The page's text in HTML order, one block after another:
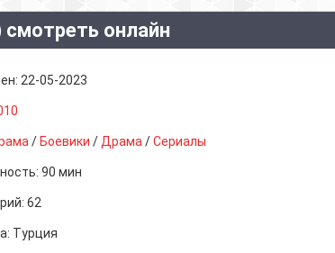
онлайн
22-05-2023
/ Боевики / Драма /Сериалы
90 мин
62
Турция